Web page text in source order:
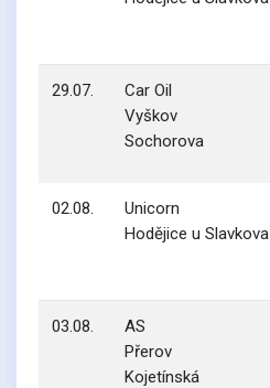
29.07.
Car Oil
Vyškov
Sochorova
02.08.
Unicorn
Hodějice u Slavkova
03.08.
AS
Přerov
Kojetínská